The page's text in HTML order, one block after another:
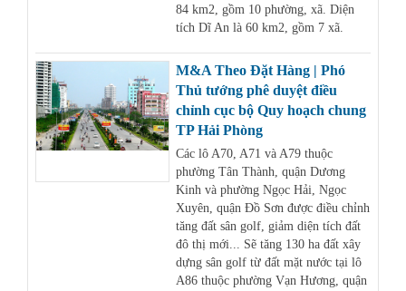
84 km2, gồm 10 phường, xã. Diện
tích Dĩ An là 60 km2, gồm 7 xã.
M&A Theo Đặt Hàng | Phó
Thủ tướng phê duyệt điều
chỉnh cục bộ Quy hoạch chung
TP Hải Phòng
Các lô A70, A71 và A79 thuộc
phường Tân Thành, quận Dương
Kinh và phường Ngọc Hải, Ngọc
Xuyên, quận Đồ Sơn được điều chỉnh
tăng đất sân golf, giảm diện tích đất
đô thị mới... Sẽ tăng 130 ha đất xây
dựng sân golf từ đất mặt nước tại lô
A86 thuộc phường Vạn Hương, quận